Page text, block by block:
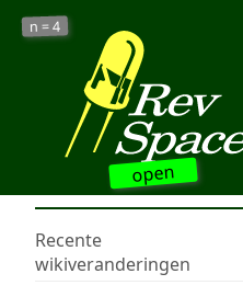
open
n =4
Recente
wikiveranderingen